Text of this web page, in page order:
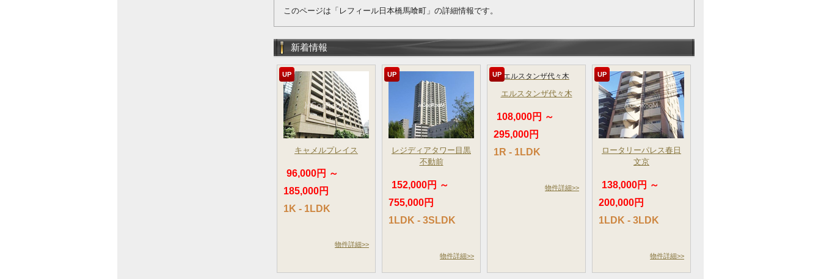
このページは「レフィール日本橋馬喰町」の詳細情報です。
新着情報
UP
キャメルプレイス
96,000円 ～
185,000円
1K - 1LDK
物件詳細>>
UP
レジディアタワー目黒
不動前
152,000円 ～
755,000円
1LDK - 3SLDK
物件詳細>>
UP
エルスタンザ代々木
108,000円 ～
295,000円
1R - 1LDK
物件詳細>>
UP
ロータリーパレス春日
文京
138,000円 ～
200,000円
1LDK - 3LDK
物件詳細>>